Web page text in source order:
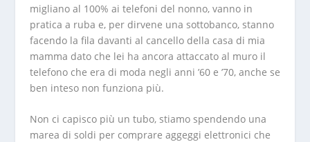
migliano al 100% ai telefoni del nonno, vanno in
pratica a ruba e, per dirvene una sottobanco, stanno
facendo la fila davanti al cancello della casa di mia
mamma dato che lei ha ancora attaccato al muro il
telefono che era di moda negli anni ’60 e ’70, anche se
ben inteso non funziona più.
Non ci capisco più un tubo, stiamo spendendo una
marea di soldi per comprare aggeggi elettronici che